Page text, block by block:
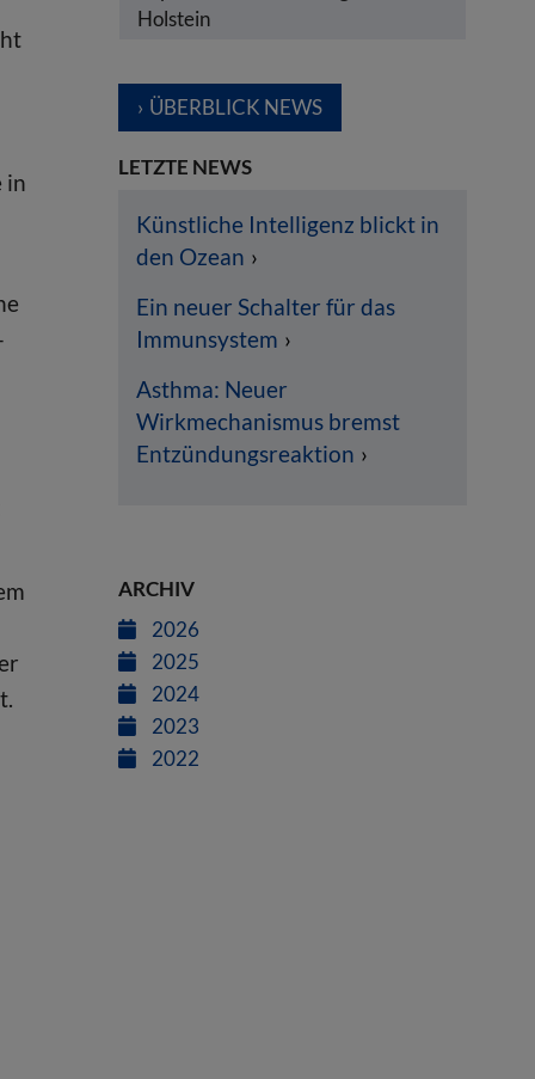
in
Holstein
ÜBERBLICK NEWS
LETZTE NEWS
Künstliche Intelligenz blickt in
den Ozean
Ein neuer Schalter für das
Immunsystem
Asthma: Neuer
Wirkmechanismus bremst
Entzündungsreaktion
ARCHIV
2026
2025
2024
2023
2022